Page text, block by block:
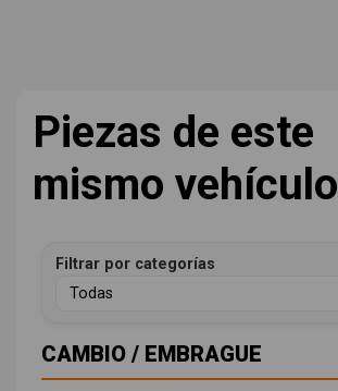
Piezas de este
mismo vehículo
Filtrar por categorías
CAMBIO / EMBRAGUE